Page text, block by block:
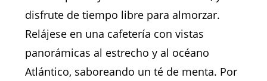
disfrute de tiempo libre para almorzar.
Relájese en una cafetería con vistas
panorámicas al estrecho y al océano
Atlántico, saboreando un té de menta. Por